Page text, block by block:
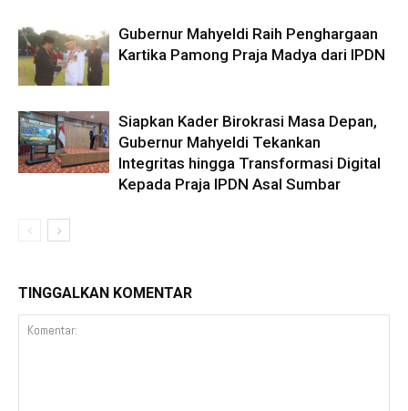
Gubernur Mahyeldi Raih Penghargaan
Kartika Pamong Praja Madya dari IPDN
Siapkan Kader Birokrasi Masa Depan,
Gubernur Mahyeldi Tekankan
Integritas hingga Transformasi Digital
Kepada Praja IPDN Asal Sumbar
TINGGALKAN KOMENTAR